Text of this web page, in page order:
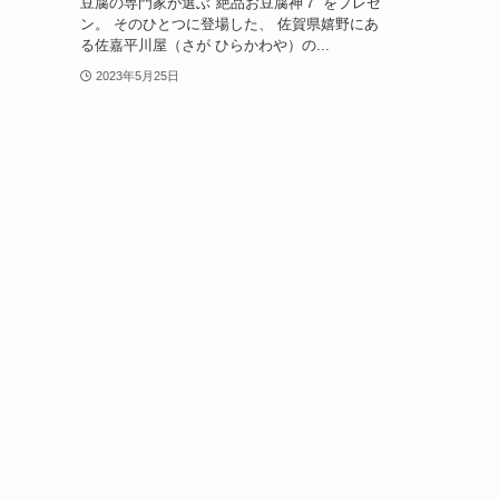
ン。 そのひとつに登場した、 佐賀県嬉野にあ
る佐嘉平川屋（さが ひらかわや）の...
2023年5月25日